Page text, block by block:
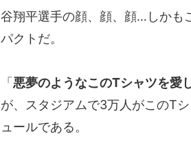
翔平選手の顔、顔、顔…しかも
クトだ。
悪夢のようなこのTシャツを愛
、スタジアムで3万人がこのT
ールである。